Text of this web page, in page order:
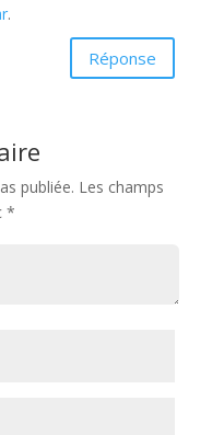
.
Réponse
publiée. Les champs
*